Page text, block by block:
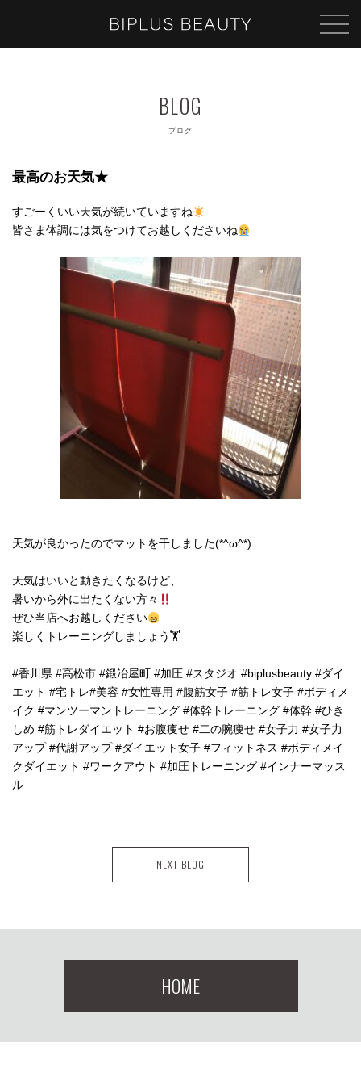
ブログ
最高のお天気★
すごーくいい天気が続いていますね
皆さま体調には気をつけてお越しくださいね
天気が良かったのでマットを干しました(*^ω^*)
天気はいいと動きたくなるけど、
暑いから外に出たくない方々
ぜひ当店へお越しください
楽しくトレーニングしましょう🏋️
#香川県 #高松市 #鍛冶屋町 #加圧 #スタジオ #biplusbeauty #ダイ
エット #宅トレ#美容 #女性専用 #腹筋女子 #筋トレ女子 #ボディメ
イク #マンツーマントレーニング #体幹トレーニング #体幹 #ひき
しめ #筋トレダイエット #お腹痩せ #二の腕痩せ #女子力 #女子力
アップ #代謝アップ #ダイエット女子 #フィットネス #ボディメイ
クダイエット #ワークアウト #加圧トレーニング #インナーマッス
ル
NEXT BLOG
HOME